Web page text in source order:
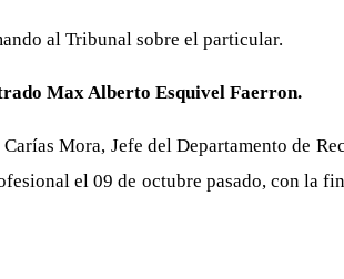
al Tribunal sobre el particular.
Max Alberto Esquivel Faerron.
Mora, Jefe del Departamento de
el 09 de octubre pasado, con la